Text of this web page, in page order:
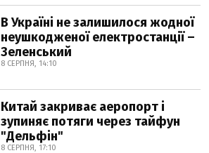
В Україні не залишилося жодної
неушкодженої електростанції –
Зеленський
8 СЕРПНЯ, 14:10
Китай закриває аеропорт і
зупиняє потяги через тайфун
"Дельфін"
8 СЕРПНЯ, 17:10